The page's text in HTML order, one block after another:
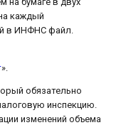
каждый
в ИНФНС файл.
».
обязательно
инспекцию.
изменений объема